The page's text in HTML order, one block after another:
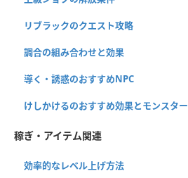
リブラックのクエスト攻略
調合の組み合わせと効果
導く・誘惑のおすすめNPC
けしかけるのおすすめ効果とモンスター
稼ぎ・アイテム関連
効率的なレベル上げ方法